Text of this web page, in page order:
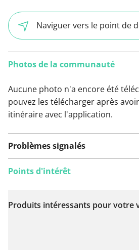
Naviguer vers le point de
Photos de la communauté
Aucune photo n'a encore été
pouvez les télécharger après
itinéraire avec l'application.
Problèmes signalés
Voir sur la carte
Points d'intérêt
Produits intéressants pour votre